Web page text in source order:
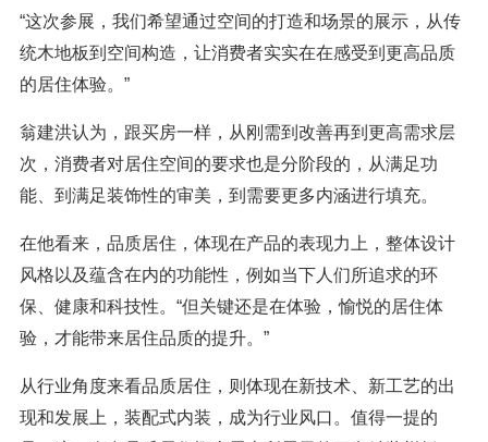
“这次参展，我们希望通过空间的打造和场景的展示，从传
统木地板到空间构造，让消费者实实在在感受到更高品质
的居住体验。”
翁建洪认为，跟买房一样，从刚需到改善再到更高需求层
次，消费者对居住空间的要求也是分阶段的，从满足功
能、到满足装饰性的审美，到需要更多内涵进行填充。
在他看来，品质居住，体现在产品的表现力上，整体设计
风格以及蕴含在内的功能性，例如当下人们所追求的环
保、健康和科技性。“但关键还是在体验，愉悦的居住体
验，才能带来居住品质的提升。”
从行业角度来看品质居住，则体现在新技术、新工艺的出
现和发展上，装配式内装，成为行业风口。值得一提的